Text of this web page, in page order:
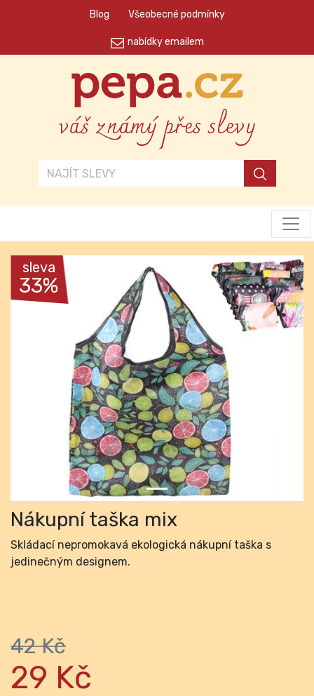
Blog Všeobecné podmínky
nabídky emailem
váš známý přes slevy
sleva
33%
Previous
Nákupní taška mix
Skládací nepromokavá ekologická nákupní taška s
jedinečným designem.
42 Kč
29 Kč